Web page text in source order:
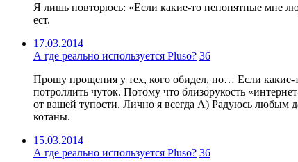
Я лишь повторюсь: «Если какие-то непонятные мне
ест.
17.03.2014
А где реально используется Pluso? 36
Прошу прощения у тех, кого обидел, но… Если какие-
потроллить чуток. Потому что близорукость
от вашей тупости. Лично я всегда А) Радуюсь любым
котаны.
15.03.2014
А где реально используется Pluso? 36